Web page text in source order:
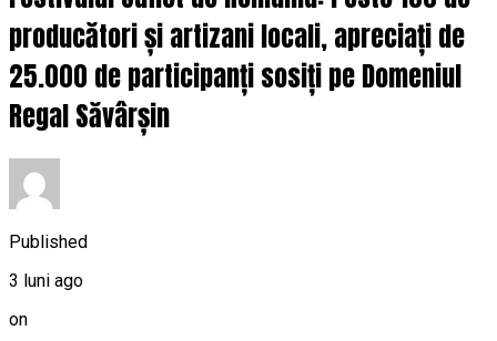
producători și artizani locali, apreciați de
25.000 de participanți sosiți pe Domeniul
Regal Săvârșin
Published
3 luni ago
on